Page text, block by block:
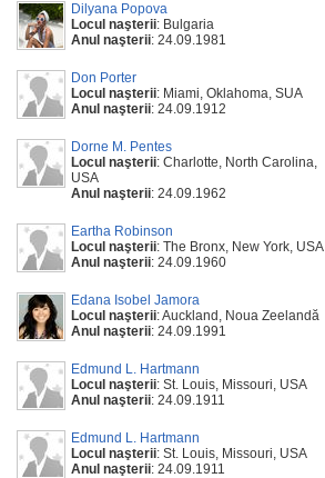
Dilyana Popova
Locul naşterii: Bulgaria
Anul naşterii: 24.09.1981
Don Porter
Locul naşterii: Miami, Oklahoma, SUA
Anul naşterii: 24.09.1912
Dorne M. Pentes
Locul naşterii: Charlotte, North Carolina,
USA
Anul naşterii: 24.09.1962
Eartha Robinson
Locul naşterii: The Bronx, New York, USA
Anul naşterii: 24.09.1960
Edana Isobel Jamora
Locul naşterii: Auckland, Noua Zeelandă
Anul naşterii: 24.09.1991
Edmund L. Hartmann
Locul naşterii: St. Louis, Missouri, USA
Anul naşterii: 24.09.1911
Edmund L. Hartmann
Locul naşterii: St. Louis, Missouri, USA
Anul naşterii: 24.09.1911